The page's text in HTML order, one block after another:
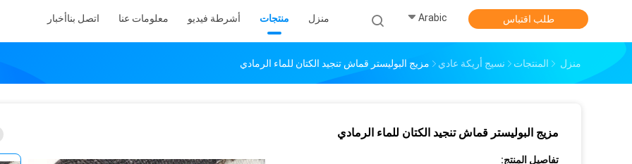
منزل منتجات أشرطة فيديو معلومات عنا اتصل بناأخبار Arabic طلب اقتباس
منزل المنتجات نسيج أريكة عادي مزيج البوليستر قماش تنجيد الكتان للماء الرمادي
مزيج البوليستر قماش تنجيد الكتان للماء الرمادي
تفاصيل المنتج: